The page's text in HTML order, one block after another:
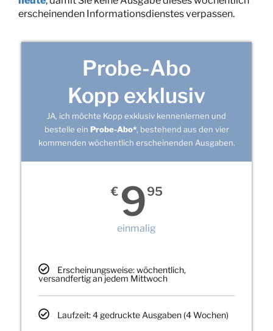
erscheinenden Informationsdienstes verpassen.
Probe-Abo
Kopp exklusiv
JA, ich möchte Kopp exklusiv kennenlernen und
bestelle ein Probe-Abo*, bestehend aus den vier
kommenden wöchentlich erscheinenden Ausgaben.
€ 995
einmalig
Erscheinungsweise: wöchentlich,
versandfertig an jedem Mittwoch
Laufzeit: 4 gedruckte Ausgaben (4 Wochen)